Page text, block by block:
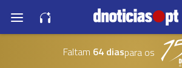
Faltam 64 diaspara os